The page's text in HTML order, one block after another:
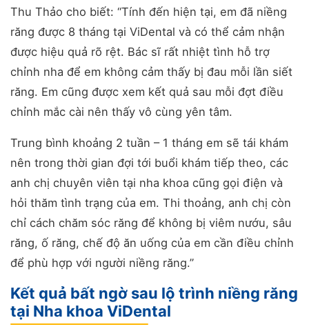
Thu Thảo cho biết: “Tính đến hiện tại, em đã niềng
răng được 8 tháng tại ViDental và có thể cảm nhận
được hiệu quả rõ rệt. Bác sĩ rất nhiệt tình hỗ trợ
chỉnh nha để em không cảm thấy bị đau mỗi lần siết
răng. Em cũng được xem kết quả sau mỗi đợt điều
chỉnh mắc cài nên thấy vô cùng yên tâm.
Trung bình khoảng 2 tuần – 1 tháng em sẽ tái khám
nên trong thời gian đợi tới buổi khám tiếp theo, các
anh chị chuyên viên tại nha khoa cũng gọi điện và
hỏi thăm tình trạng của em. Thi thoảng, anh chị còn
chỉ cách chăm sóc răng để không bị viêm nướu, sâu
răng, ố răng, chế độ ăn uống của em cần điều chỉnh
để phù hợp với người niềng răng.”
Kết quả bất ngờ sau lộ trình niềng răng
tại Nha khoa ViDental